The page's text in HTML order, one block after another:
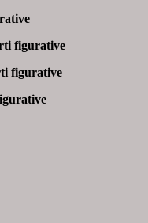
figurative
figurative